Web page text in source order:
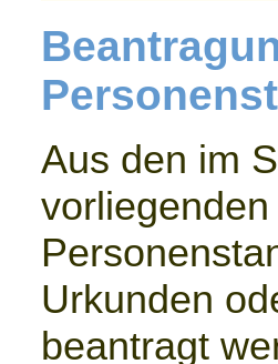
Aus den im
vorliegenden
Urkunden
beantragt